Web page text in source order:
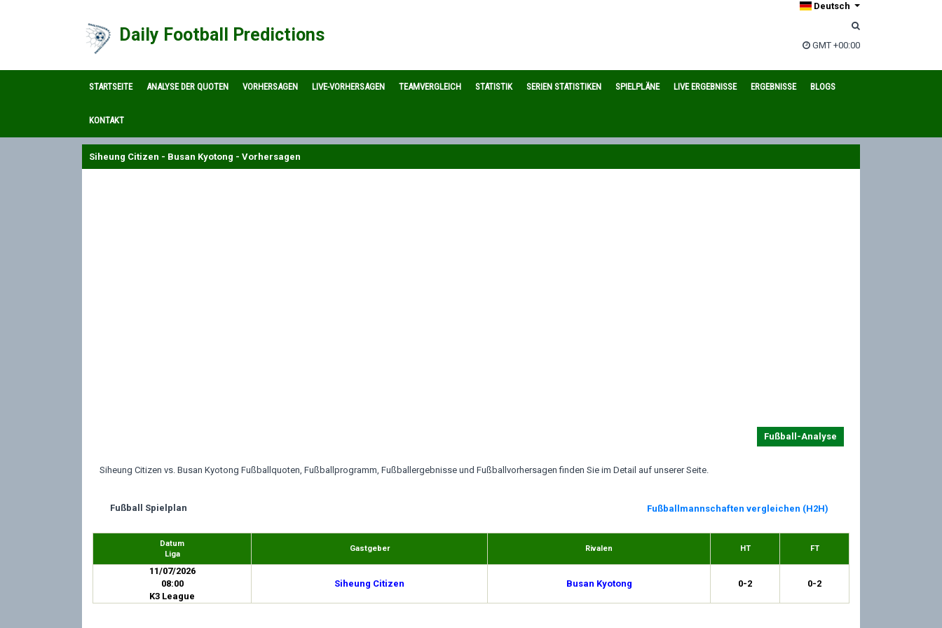
Daily Football Predictions
Deutsch
GMT +00:00
STARTSEITE ANALYSE DER QUOTEN VORHERSAGEN LIVE-VORHERSAGEN TEAMVERGLEICH STATISTIK SERIEN STATISTIKEN SPIELPLÄNE LIVE ERGEBNISSE ERGEBNISSE BLOGS
KONTAKT
Siheung Citizen - Busan Kyotong - Vorhersagen
Fußball-Analyse
Siheung Citizen vs. Busan Kyotong Fußballquoten, Fußballprogramm, Fußballergebnisse und Fußballvorhersagen finden Sie im Detail auf unserer Seite.
Fußball Spielplan Fußballmannschaften vergleichen (H2H)
Datum
Liga
Gastgeber Rivalen HT FT
11/07/2026
08:00
K3 League
Siheung Citizen Busan Kyotong 0-2 0-2